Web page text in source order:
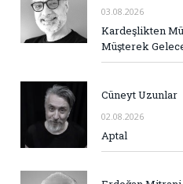
03.08.2026
Kardeşlikten
Müşterek
Cüneyt Uzunlar
02.08.2026
Aptal